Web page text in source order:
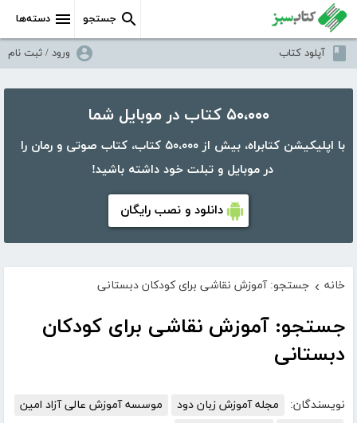
دسته‌ها جستجو
آپلود کتاب ورود / ثبت نام
۵۰،۰۰۰ کتاب در موبایل شما
با اپلیکیشن کتابراه، بیش از ۵۰،۰۰۰ کتاب، کتاب صوتی و رمان را
در موبایل و تبلت خود داشته باشید!
دانلود و نصب رایگان
خانه › جستجو: آموزش نقاشی برای کودکان دبستانی
جستجو: آموزش نقاشی برای کودکان
دبستانی
نویسندگان: مجله آموزش زبان دود
موسسه آموزش عالی آزاد امین